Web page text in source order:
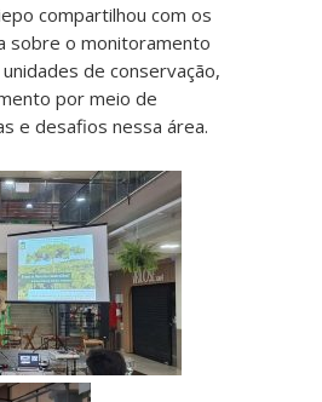
compartilhou com os
sobre o monitoramento
de conservação,
por meio de
e desafios nessa área.